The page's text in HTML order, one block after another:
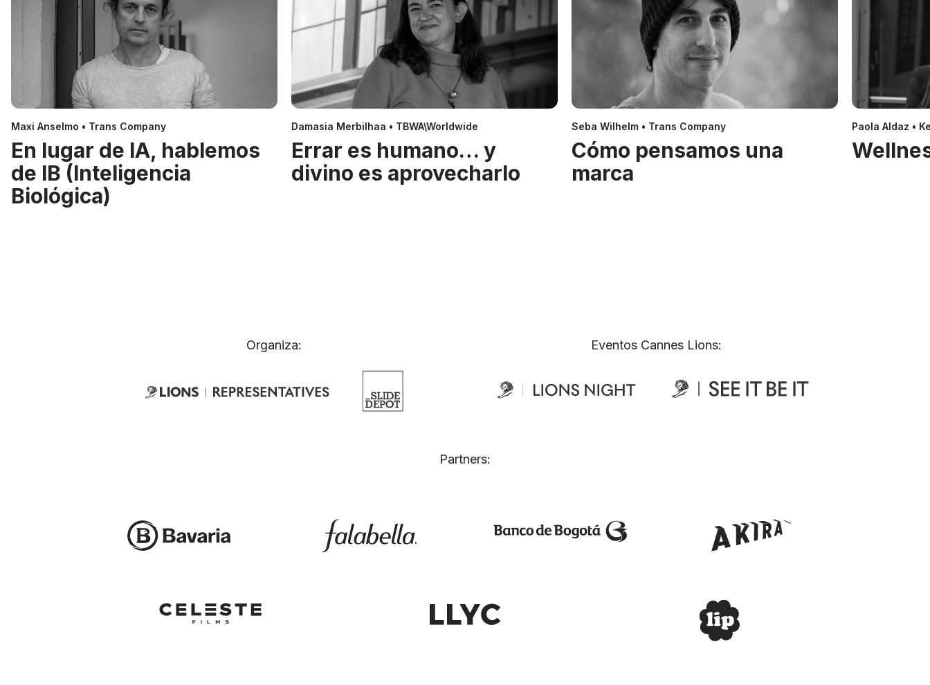
Maxi Anselmo • Trans Company
En lugar de IA, hablemos
de IB (Inteligencia
Biológica)
Damasia Merbilhaa • TBWA\Worldwide
Errar es humano… y
divino es aprovecharlo
Seba Wilhelm • Trans Company
Cómo pensamos una
marca
Paola Aldaz •
Organiza: Eventos Cannes Lions:
Partners: